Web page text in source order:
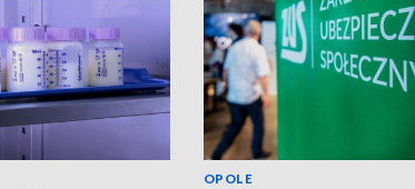
OPOLE